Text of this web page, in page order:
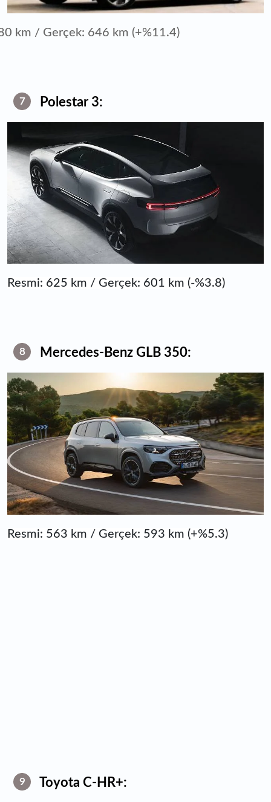
km / Gerçek: 646 km (+%11.4)
7 Polestar 3:
Resmi: 625 km / Gerçek: 601 km (-%3.8)
8 Mercedes-Benz GLB 350:
Resmi: 563 km / Gerçek: 593 km (+%5.3)
9 Toyota C-HR+: